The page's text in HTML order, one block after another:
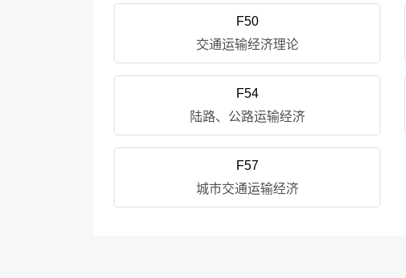
F50
交通运输经济理论
F54
陆路、公路运输经济
F57
城市交通运输经济